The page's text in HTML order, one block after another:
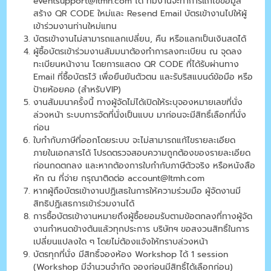
สร้าง QR CODE ใหม่และ Resend Email บัตรเข้างานไปให้ผู้
เข้าร่วมงานท่านใหม่แทน
บัตรเข้างานไม่สามารถแลกเปลี่ยน, คืน หรือแลกเป็นเงินสดได้
ผู้ซื้อบัตรเข้าร่วมงานสัมมนาต้องทำการลงทะเบียน ณ จุดลง
ทะเบียนหน้างาน โดยการแสดง QR CODE ที่ได้รับผ่านทาง
Email ที่ซื้อบัตรไว้ เพื่อยืนยันตัวตน และรับริสแบนด์ข้อมือ หรือ
ป้ายห้อยคอ (สำหรับVIP)
งานสัมมนาครั้งนี้ ทางผู้จัดไม่ได้เปิดให้ระบุจองหมายเลขที่นั่ง
ล่วงหน้า ระบบการจัดที่นั่งเป็นแบบ มาก่อนจะมีสิทธิ์เลือกที่นั่ง
ก่อน
ใบกำกับภาษีที่ออกโดยระบบ จะไม่สามารถแก้ไขรายละเอียด
ภายในเอกสารได้ โปรดตรวจสอบความถูกต้องของรายละเอียด
ก่อนกดตกลง และหากต้องการใบกำกับภาษีตัวจริง หรือหนังสือ
หัก ณ ที่จ่าย กรุณาติดต่อ account@ltmh.com
หากผู้ถือบัตรเข้างานปฏิเสธในการให้ความร่วมมือ ผู้จัดงานมี
สิทธิปฏิเสธการเข้าร่วมงานได้
การซื้อบัตรเข้างานหมายถึงผู้ซื้อยอมรับตามข้อตกลงที่ทางผู้จัด
งานกำหนดข้างต้นแล้วทุกประการ บริษัทฯ ขอสงวนสิทธิ์ในการ
เปลี่ยนแปลงใด ๆ โดยไม่ต้องแจ้งให้ทราบล่วงหน้า
บัตรทุกที่นั่ง มีสิทธิ์จองห้อง Workshop ได้ 1 session
(Workshop มีจำนวนจำกัด จองก่อนมีสิทธิ์ได้เลือกก่อน)